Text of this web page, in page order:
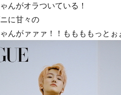
んがオラついている！
に甘々の
んがァァァ！！ももももっとぉ